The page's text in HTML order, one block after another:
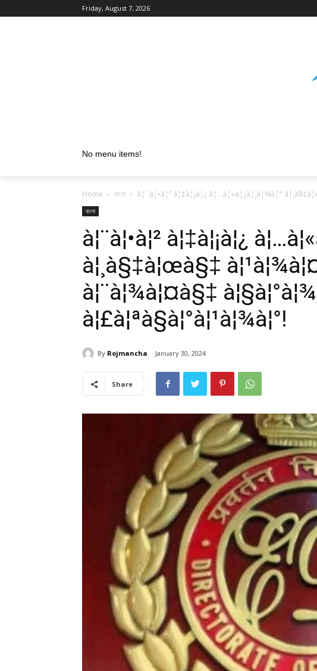
Friday, August 7, 2026
No menu items!
Home বাংলা à¦¨à¦•à¦² à¦‡à¦¡à¦¿ à¦…à¦«à¦¿à¦¸à¦¾à¦°
বাংলা
à¦¨à¦•à¦² à¦‡à¦¡à¦¿
à¦¸à§‡à¦œà§‡
à¦¨à¦¾à¦¤à§‡
à¦£à¦ªà§à¦°à¦¹à¦¾à¦°!
By Rojmancha January 30, 2024
Share